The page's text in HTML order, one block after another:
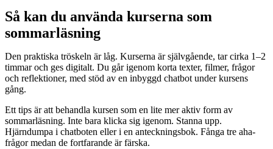
Så kan du använda kurserna som
sommarläsning
Den praktiska tröskeln är låg. Kurserna är självgående, tar cirka 1–2
timmar och ges digitalt. Du går igenom korta texter, filmer, frågor
och reflektioner, med stöd av en inbyggd chatbot under kursens
gång.
Ett tips är att behandla kursen som en lite mer aktiv form av
sommarläsning. Inte bara klicka sig igenom. Stanna upp.
Hjärndumpa i chatboten eller i en anteckningsbok. Fånga tre aha-
frågor medan de fortfarande är färska.